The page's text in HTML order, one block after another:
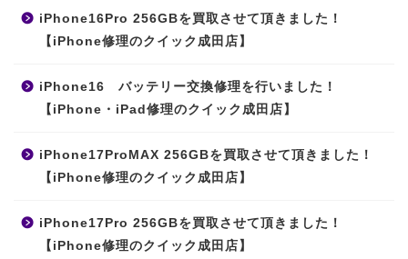
iPhone16Pro 256GBを買取させて頂きました！
【iPhone修理のクイック成田店】
iPhone16 バッテリー交換修理を行いました！
【iPhone・iPad修理のクイック成田店】
iPhone17ProMAX 256GBを買取させて頂きました！
【iPhone修理のクイック成田店】
iPhone17Pro 256GBを買取させて頂きました！
【iPhone修理のクイック成田店】